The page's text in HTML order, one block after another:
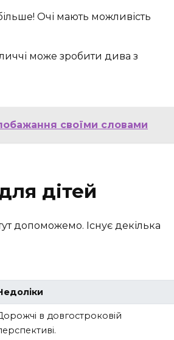
Очі мають можливість
може зробити дива з
своїми словами
дітей
допоможемо. Існує декілька
в довгостроковій